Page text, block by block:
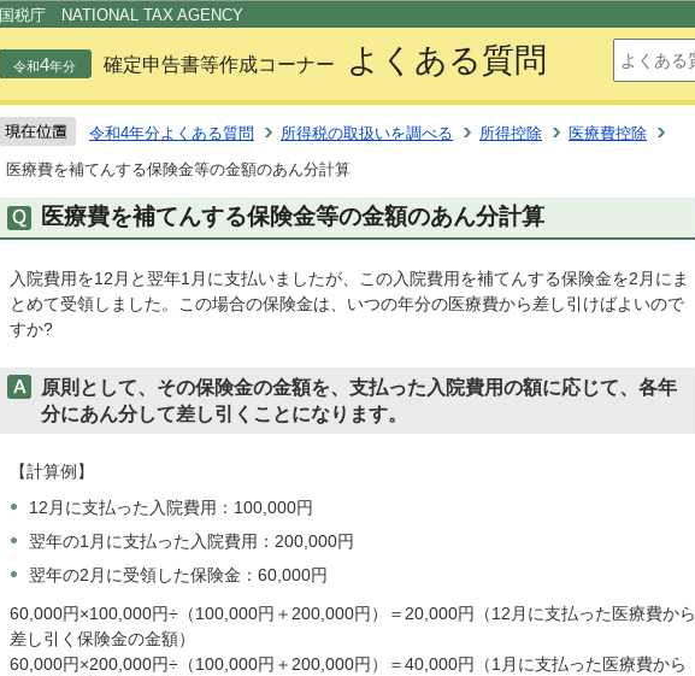
国税庁 NATIONAL TAX AGENCY
令和4年分 確定申告書等作成コーナー よくある質問
令和4年分よくある質問 所得税の取扱いを調べる 所得控除
医療費控除
医療費を補てんする保険金等の金額のあん分計算
医療費を補てんする保険金等の金額のあん分計算
入院費用を12月と翌年1月に支払いましたが、この入院費用を補てんする保険金を2月にま
とめて受領しました。この場合の保険金は、いつの年分の医療費から差し引けばよいので
すか?
原則として、その保険金の金額を、支払った入院費用の額に応じて、各年
分にあん分して差し引くことになります。
【計算例】
12月に支払った入院費用：100,000円
翌年の1月に支払った入院費用：200,000円
翌年の2月に受領した保険金：60,000円
60,000円×100,000円÷（100,000円＋200,000円）＝20,000円（12月に支払った医療費から
差し引く保険金の金額）
60,000円×200,000円÷（100,000円＋200,000円）＝40,000円（1月に支払った医療費から